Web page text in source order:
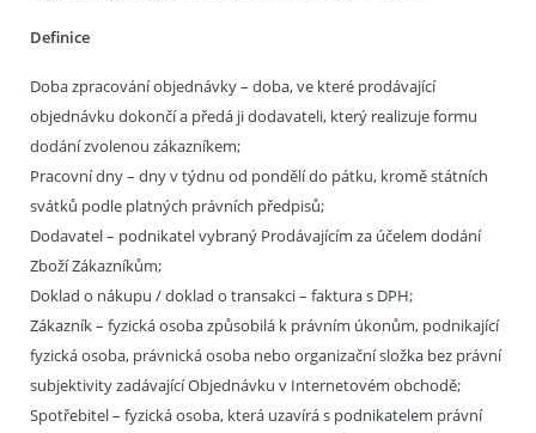
Definice
Doba zpracování objednávky – doba, ve které prodávající
objednávku dokončí a předá ji dodavateli, který realizuje formu
dodání zvolenou zákazníkem;
Pracovní dny – dny v týdnu od pondělí do pátku, kromě státních
svátků podle platných právních předpisů;
Dodavatel – podnikatel vybraný Prodávajícím za účelem dodání
Zboží Zákazníkům;
Doklad o nákupu / doklad o transakci – faktura s DPH;
Zákazník – fyzická osoba způsobilá k právním úkonům, podnikající
fyzická osoba, právnická osoba nebo organizační složka bez právní
subjektivity zadávající Objednávku v Internetovém obchodě;
Spotřebitel – fyzická osoba, která uzavírá s podnikatelem právní